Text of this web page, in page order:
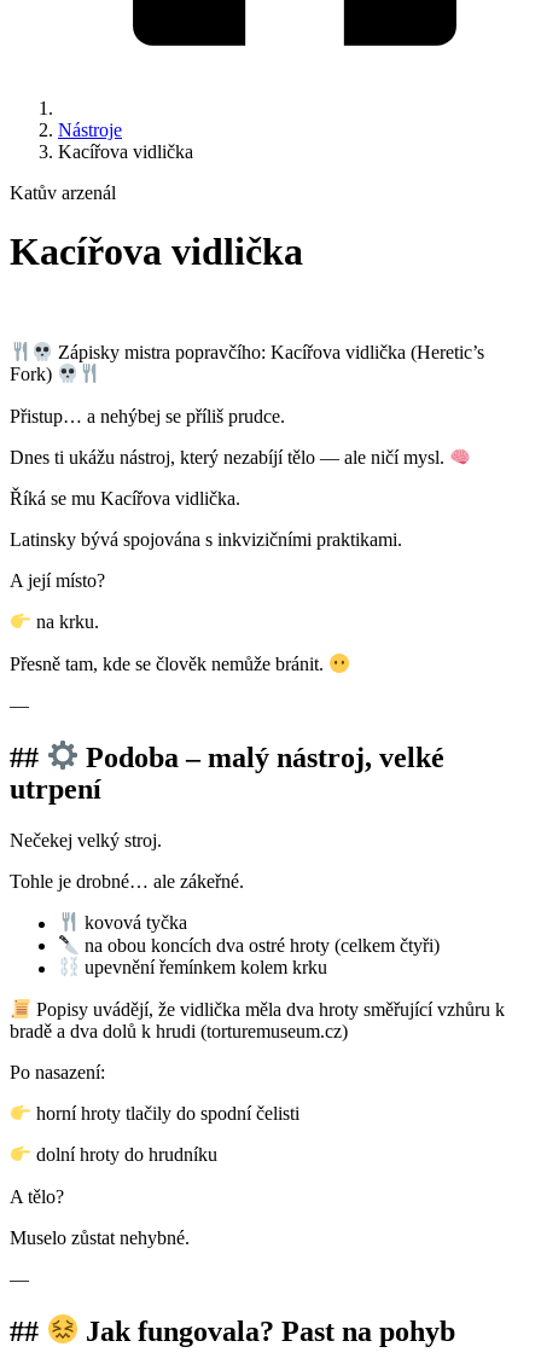
Nástroje
Kacířova vidlička
Katův arzenál
Kacířova vidlička
Zápisky mistra popravčího: Kacířova vidlička (Heretic’s
Fork)
Přistup… a nehýbej se příliš prudce.
Dnes ti ukážu nástroj, který nezabíjí tělo — ale ničí mysl.
Říká se mu Kacířova vidlička.
Latinsky bývá spojována s inkvizičními praktikami.
A její místo?
na krku.
Přesně tam, kde se člověk nemůže bránit.
—
##
Podoba – malý nástroj, velké
utrpení
Nečekej velký stroj.
Tohle je drobné… ale zákeřné.
kovová tyčka
na obou koncích dva ostré hroty (celkem čtyři)
upevnění řemínkem kolem krku
Popisy uvádějí, že vidlička měla dva hroty směřující vzhůru k
bradě a dva dolů k hrudi (torturemuseum.cz)
Po nasazení:
horní hroty tlačily do spodní čelisti
dolní hroty do hrudníku
A tělo?
Muselo zůstat nehybné.
—
## Jak fungovala? Past na pohyb